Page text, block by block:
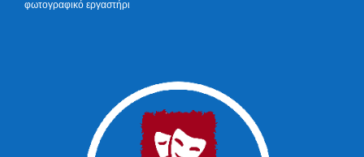
φωτογραφικό εργαστήρι